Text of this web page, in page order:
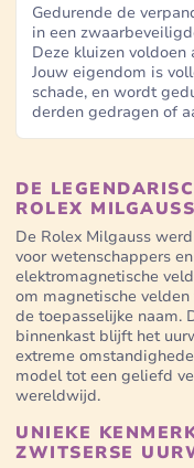
Gedurende de
in een
Deze kluizen
Jouw eigendom is
schade, en wordt
derden gedragen of
DE
ROLEX MILGAUSS
De Rolex Milgauss
voor wetenschappers
elektromagnetische
om magnetische
de toepasselijke naam.
binnenkast blijft het
extreme
model tot een geliefd
wereldwijd.
UNIEKE
ZWITSERSE